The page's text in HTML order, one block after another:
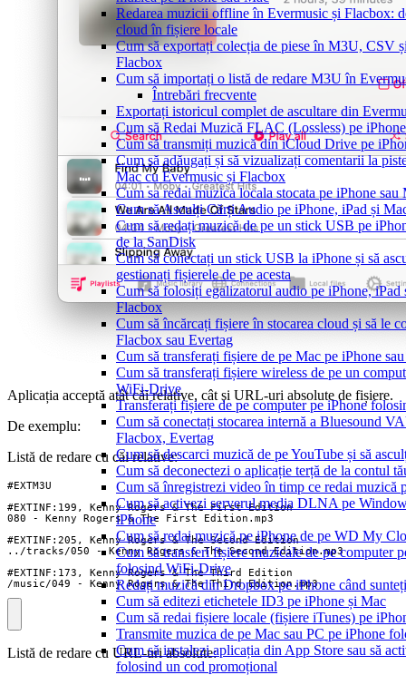
Redarea muzicii offline în Evermusic și Flacbox:
cloud în fișiere locale
Cum să exportați colecția de piese în M3U, CSV
Flacbox
Cum să importați o listă de redare M3U în
Întrebări frecvente
Exportați istoricul complet de ascultare din
Cum să Redai Muzică FLAC (Lossless) pe
Cum să transmiți muzică din iCloud Drive pe
Cum să adăugați și să vizualizați comentarii la
Mac cu Evermusic și Flacbox
Cum sa redai muzica locala stocata pe iPhone sau
Cum să Asculți Cărți Audio pe iPhone, iPad și
Cum să redați muzică de pe un stick USB pe
de la SanDisk
Cum să conectați un stick USB la iPhone și să
gestionați fișierele de pe acesta
Cum să folosiți egalizatorul audio pe iPhone, iPad
Flacbox
Cum să încărcați fișiere în stocarea cloud și să le
Flacbox sau Evertag
Cum să transferați fișiere de pe Mac pe iPhone
Cum să transferați fișiere wireless de pe un
WiFi-Drive
Transferați fișiere de pe computer pe iPhone
Cum să conectați stocarea internă a Bluesound
Flacbox, Evertag
Cum să descarci muzică de pe YouTube și să
Cum să deconectezi o aplicație terță de la contul
Cum să înregistrezi video în timp ce redai muzică
Cum să activezi serverul media DLNA pe
iPhone
Cum să redai muzică pe iPhone de pe WD My
Cum să transferi fișiere muzicale de pe computer
folosind WiFi-Drive
Redați muzică din Dropbox pe iPhone când
Cum să editezi etichetele ID3 pe iPhone și Mac
Cum să redai fișiere locale (fișiere iTunes) pe
Transmite muzica de pe Mac sau PC pe iPhone
Cum să instalezi aplicația din App Store sau să
folosind un cod promoțional
Aplicația acceptă atât căi relative, cât și URL-uri absolute de fișiere.
De exemplu:
Listă de redare cu căi relative:
/music/049 - Kenny Rogers & The Third Edition.mp3
Listă de redare cu URL-uri absolute: